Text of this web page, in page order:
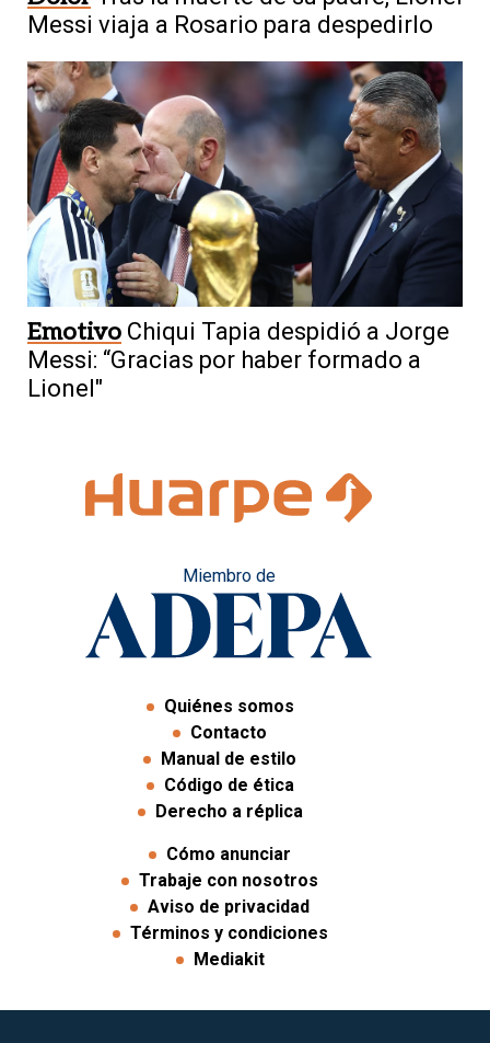
Messi viaja a Rosario para despedirlo
Emotivo Chiqui Tapia despidió a Jorge
Messi: “Gracias por haber formado a
Lionel"
Miembro de
Quiénes somos
Contacto
Manual de estilo
Código de ética
Derecho a réplica
Cómo anunciar
Trabaje con nosotros
Aviso de privacidad
Términos y condiciones
Mediakit